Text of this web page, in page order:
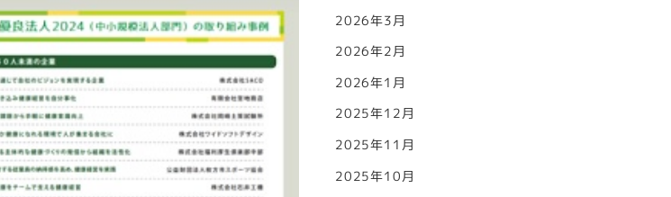
2026年3月
2026年2月
2026年1月
2025年12月
2025年11月
2025年10月